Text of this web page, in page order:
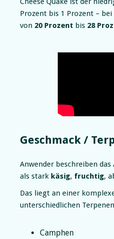
Prozent bis 1 Prozent –
von 20 Prozent bis 28
Geschmack /
Anwender beschreiben das
als stark käsig, fruchtig,
Das liegt an einer
unterschiedlichen
Camphen